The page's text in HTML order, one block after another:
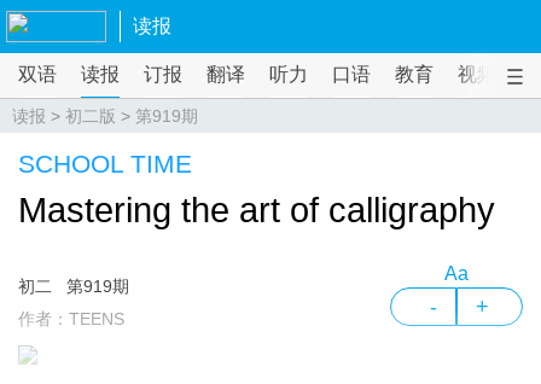
读报
双语 读报 订报 翻译 听力 口语 教育 视频
读报 > 初二版 > 第919期
SCHOOL TIME
Mastering the art of calligraphy
初二
第919期
作者：TEENS
Aa
- +